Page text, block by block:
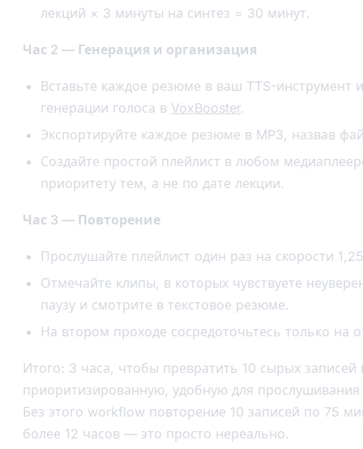
лекций × 3 минуты на синтез = 30 минут.
Час 2 — Генерация и организация
Вставьте каждое резюме в ваш TTS-инструмент
генерации голоса в VoxBooster.
Экспортируйте каждое резюме в MP3, назвав
Создайте простой плейлист в любом
приоритету тем, а не по дате лекции.
Час 3 — Повторение
Прослушайте плейлист один раз на скорости
Отмечайте клипы, в которых чувствуете
паузу и смотрите в текстовое резюме.
На втором проходе сосредоточьтесь только на
Итого: 3 часа, чтобы превратить 10 сырых записей
приоритизированную, удобную для
Без этого workflow повторение 10 записей по 75
более 12 часов — это просто нереально.